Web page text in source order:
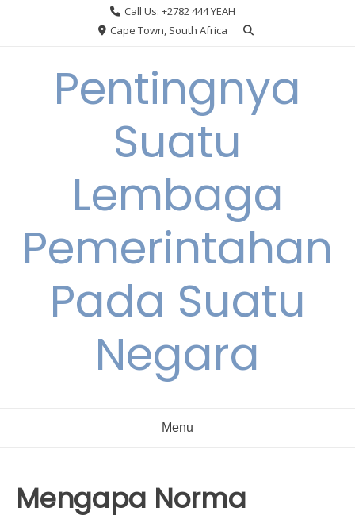
Call Us: +2782 444 YEAH
Cape Town, South Africa
Pentingnya
Suatu
Lembaga
Pemerintahan
Pada Suatu
Negara
Menu
Mengapa Norma